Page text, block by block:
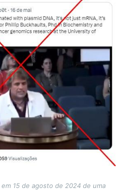
15 de agosto de 2024 de uma